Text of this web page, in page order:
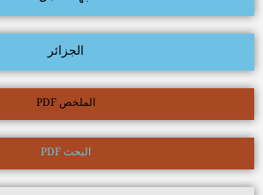
الجزائر
الملخص PDF
البحث PDF